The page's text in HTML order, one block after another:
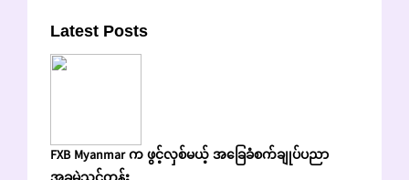
Latest Posts
FXB Myanmar က ဖွင့်လှစ်မယ့် အခြေခံစက်ချုပ်ပညာ